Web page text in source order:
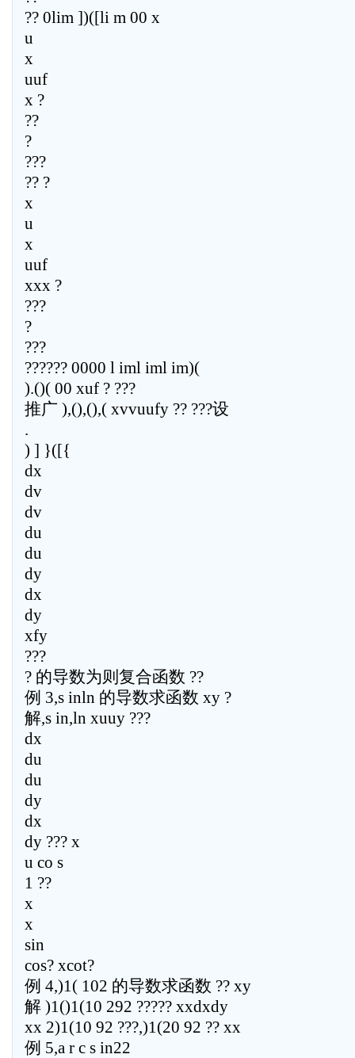
?? 0lim ])([li m 00 x
u
x
uuf
x ?
??
?
???
?? ?
x
u
x
uuf
xxx ?
???
?
???
?????? 0000 l iml iml im)(
).()( 00 xuf ? ???
推广 ),(),(),( xvvuufy ?? ???设
.
) ] }([{
dx
dv
dv
du
du
dy
dx
dy
xfy
???
? 的导数为则复合函数 ??
例 3,s inln 的导数求函数 xy ?
解,s in,ln xuuy ???
dx
du
du
dy
dx
dy ??? x
u co s
1 ??
x
x
sin
cos? xcot?
例 4,)1( 102 的导数求函数 ?? xy
解 )1()1(10 292 ????? xxdxdy
xx 2)1(10 92 ???,)1(20 92 ?? xx
例 5,a r c s in22